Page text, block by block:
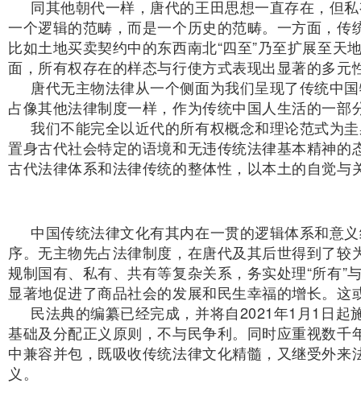
同其他朝代一样，唐代的王田思想一直存在，但
一个逻辑的范畴，而是一个历史的范畴。一方面，
比如土地买卖契约中的东西南北“四至”乃至扩展至天
面，所有权存在的样态与行使方式表现出显著的多元
唐代无主物法律从一个侧面为我们呈现了传统中
占像其他法律制度一样，作为传统中国人生活的一
我们不能完全以近代的所有权概念和理论范式为
置身古代社会特定的语境和无违传统法律基本精神
古代法律体系和法律传统的整体性，以本土的自觉与
中国传统法律文化有其内在一贯的逻辑体系和意
序。无主物先占法律制度，在唐代及其后世得到了
规制国有、私有、共有等复杂关系，务实处理“所有”
显著地促进了商品社会的发展和民生幸福的增长。
民法典的编纂已经完成，并将自2021年1月1日
基础及分配正义原则，不与民争利。同时应重视数
中兼容并包，既吸收传统法律文化精髓，又继受外
义。